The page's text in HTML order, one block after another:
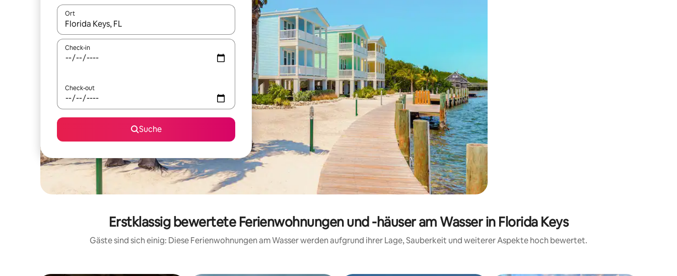
Ort
Wenn Ergebnisse verfügbar sind, navigiere mit den Pfeiltasten nach oben und unten oder erkunde die Ergebnisse durch Berühren oder Wischgesten.
Check-in
Check-out
Suche
Erstklassig bewertete Ferienwohnungen und -häuser am Wasser in Florida Keys
Gäste sind sich einig: Diese Ferienwohnungen am Wasser werden aufgrund ihrer Lage, Sauberkeit und weiterer Aspekte hoch bewertet.